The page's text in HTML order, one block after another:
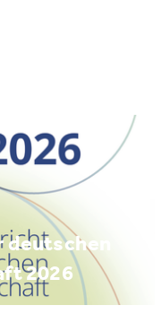
2026